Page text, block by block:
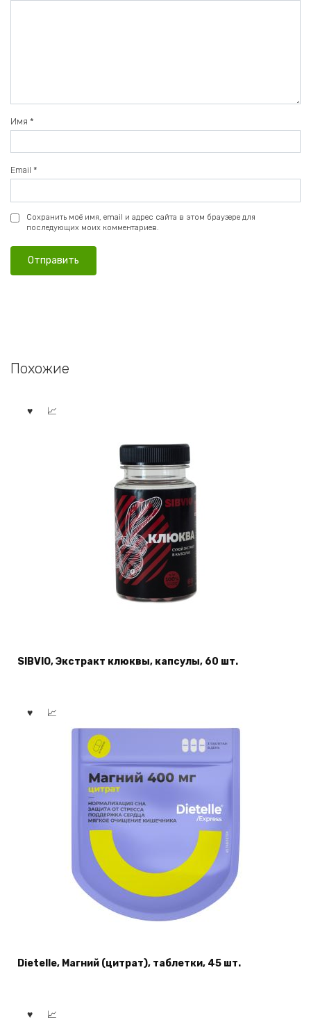
Имя *
Email *
Сохранить моё имя, email и адрес сайта в этом браузере для
последующих моих комментариев.
Похожие
SIBVIO, Экстракт клюквы, капсулы, 60 шт.
Dietelle, Магний (цитрат), таблетки, 45 шт.